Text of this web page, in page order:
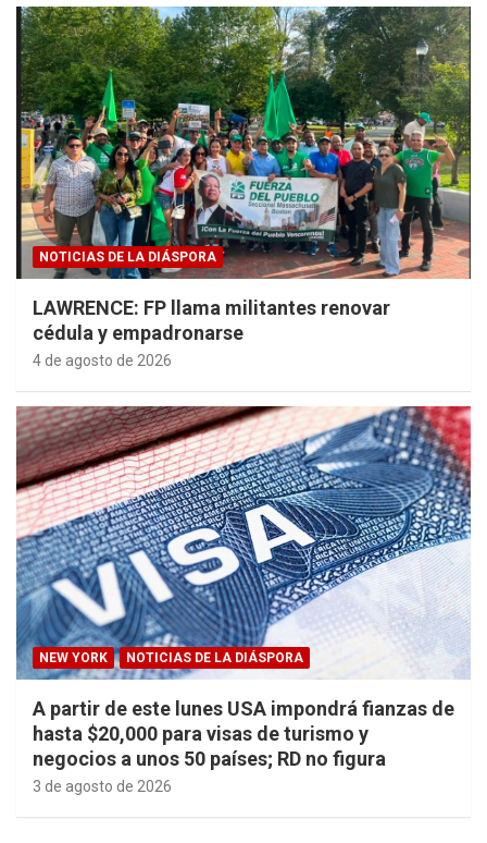
NOTICIAS DE LA DIÁSPORA
LAWRENCE: FP llama militantes renovar
cédula y empadronarse
4 de agosto de 2026
NEW YORK NOTICIAS DE LA DIÁSPORA
A partir de este lunes USA impondrá fianzas de
hasta $20,000 para visas de turismo y
negocios a unos 50 países; RD no figura
3 de agosto de 2026